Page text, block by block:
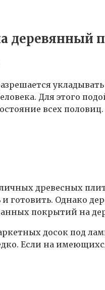
деревянный
Для этого
всех
древесных
готовить. Однако
покрытий на
досок под
Если на